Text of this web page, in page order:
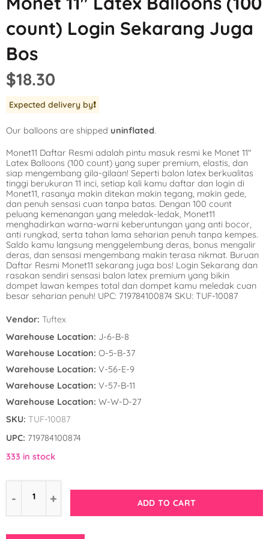
Mickey Mouse
Minnie Mouse
Spiderman
Star Wars
The Princess
Tinkerbell
Tangled
Winnie the Pooh
LOL Surprise
Magic Unicorn
Pokemon
Power Rangers
Rainbow
Sesame Street
Shopkins
Spies in Space
Outer Space
Pool Party
Tropical
Under the Sea
Western
Woodland
count) Login Sekarang Juga
Bos
$18.30
Expected delivery by❗️
Our balloons are shipped uninflated.
Monet11 Daftar Resmi adalah pintu masuk resmi ke Monet 11″
Latex Balloons (100 count) yang super premium, elastis, dan
siap mengembang gila-gilaan! Seperti balon latex berkualitas
tinggi berukuran 11 inci, setiap kali kamu daftar dan login di
Monet11, rasanya makin ditekan makin tegang, makin gede,
dan penuh sensasi cuan tanpa batas. Dengan 100 count
peluang kemenangan yang meledak-ledak, Monet11
menghadirkan warna-warni keberuntungan yang anti bocor,
anti rungkad, serta tahan lama seharian penuh tanpa kempes.
Saldo kamu langsung menggelembung deras, bonus mengalir
deras, dan sensasi mengembang makin terasa nikmat. Buruan
Daftar Resmi Monet11 sekarang juga bos! Login Sekarang dan
rasakan sendiri sensasi balon latex premium yang bikin
dompet lawan kempes total dan dompet kamu meledak cuan
besar seharian penuh! UPC: 719784100874 SKU: TUF-10087
Vendor: Tuftex
Warehouse Location: J-6-B-8
Warehouse Location: O-5-B-37
Warehouse Location: V-56-E-9
Warehouse Location: V-57-B-11
Warehouse Location: W-W-D-27
SKU: TUF-10087
UPC: 719784100874
333 in stock
ADD TO CART